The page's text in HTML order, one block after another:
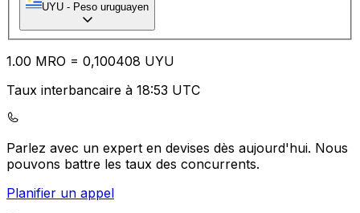
UYU - Peso uruguayen
1.00 MRO = 0,100408 UYU
Taux interbancaire à 18:53 UTC
Parlez avec un expert en devises dès aujourd'hui. Nous
pouvons battre les taux des concurrents.
Planifier un appel